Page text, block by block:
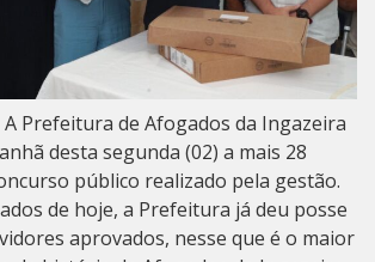
A Prefeitura de Afogados da Ingazeira
desta segunda (02) a mais 28
público realizado pela gestão.
de hoje, a Prefeitura já deu posse
aprovados, nesse que é o maior